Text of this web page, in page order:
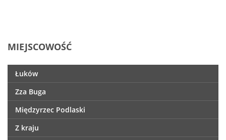
MIEJSCOWOŚĆ
Łuków
Zza Buga
Międzyrzec Podlaski
Z kraju